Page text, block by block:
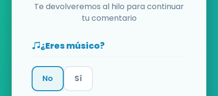
Te devolveremos al hilo para continuar
tu comentario
¿Eres músico?
No Sí